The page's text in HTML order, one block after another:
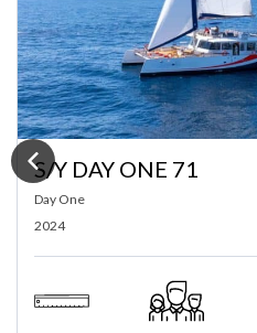
S/Y DAY ONE 70
Day One
2022